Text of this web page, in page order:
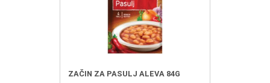
ZAČIN ZA PASULJ ALEVA 84G